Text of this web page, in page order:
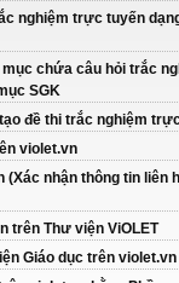
nghiệm trực tuyến
chứa câu hỏi trắc
SGK
đề thi trắc nghiệm
violet.vn
(Xác nhận thông tin liên
trên Thư viện ViOLET
Giáo dục trên violet.vn